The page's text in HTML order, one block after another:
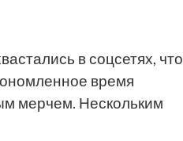
в соцсетях, что
время
мерчем. Нескольким